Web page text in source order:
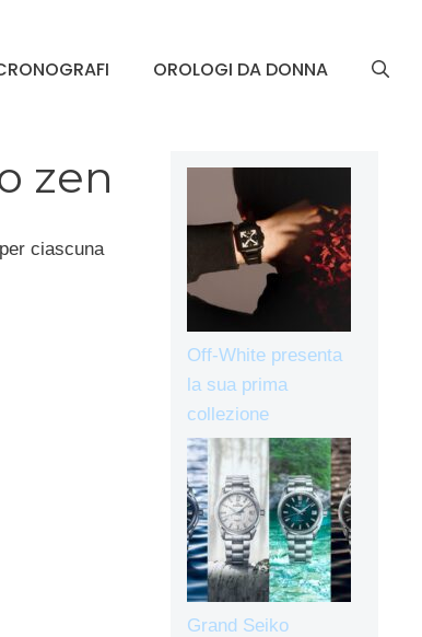
OROLOGI DA DONNA
zen
ciascuna
Off-White presenta
la sua prima
collezione
Grand Seiko